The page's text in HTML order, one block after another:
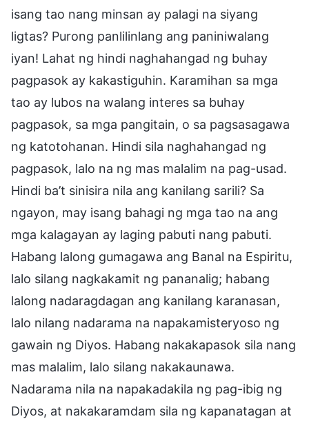
isang tao nang minsan ay palagi na siyang
ligtas? Purong panlilinlang ang paniniwalang
iyan! Lahat ng hindi naghahangad ng buhay
pagpasok ay kakastiguhin. Karamihan sa mga
tao ay lubos na walang interes sa buhay
pagpasok, sa mga pangitain, o sa pagsasagawa
ng katotohanan. Hindi sila naghahangad ng
pagpasok, lalo na ng mas malalim na pag-usad.
Hindi ba’t sinisira nila ang kanilang sarili? Sa
ngayon, may isang bahagi ng mga tao na ang
mga kalagayan ay laging pabuti nang pabuti.
Habang lalong gumagawa ang Banal na Espiritu,
lalo silang nagkakamit ng pananalig; habang
lalong nadaragdagan ang kanilang karanasan,
lalo nilang nadarama na napakamisteryoso ng
gawain ng Diyos. Habang nakakapasok sila nang
mas malalim, lalo silang nakakaunawa.
Nadarama nila na napakadakila ng pag-ibig ng
Diyos, at nakakaramdam sila ng kapanatagan at